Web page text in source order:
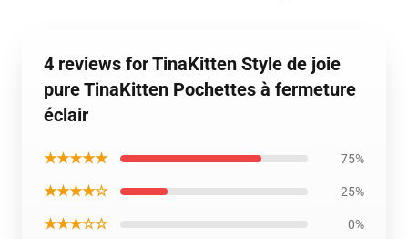
4 reviews for TinaKitten Style de joie
pure TinaKitten Pochettes à fermeture
éclair
★★★★★ 75%
★★★★☆ 25%
★★★☆☆ 0%